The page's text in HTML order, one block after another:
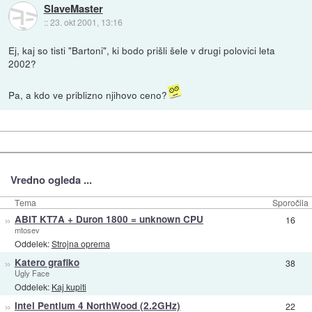
SlaveMaster
::23. okt 2001, 13:16
Ej, kaj so tisti "Bartoni", ki bodo prišli šele v drugi polovici leta
2002?
Pa, a kdo ve priblizno njihovo ceno?
Vredno ogleda ...
Tema Sporočila
» ABIT KT7A + Duron 1800 = unknown CPU
mtosev
Oddelek:Strojna oprema
16
» Katero grafiko
Ugly Face
Oddelek: Kaj kupiti
38
» Intel Pentium 4 NorthWood (2.2GHz) 22